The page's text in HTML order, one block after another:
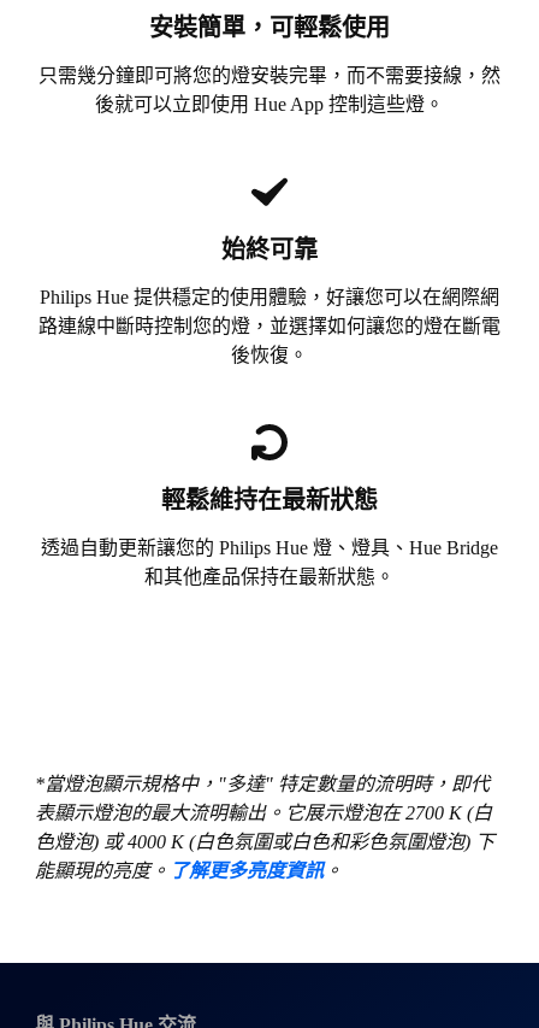
安裝簡單，可輕鬆使用
只需幾分鐘即可將您的燈安裝完畢，而不需要接線，然
後就可以立即使用 Hue App 控制這些燈。
始終可靠
Philips Hue 提供穩定的使用體驗，好讓您可以在網際網
路連線中斷時控制您的燈，並選擇如何讓您的燈在斷電
後恢復。
輕鬆維持在最新狀態
透過自動更新讓您的 Philips Hue 燈、燈具、Hue Bridge
和其他產品保持在最新狀態。
*當燈泡顯示規格中，"多達" 特定數量的流明時，即代
表顯示燈泡的最大流明輸出。它展示燈泡在 2700 K (白
色燈泡) 或 4000 K (白色氛圍或白色和彩色氛圍燈泡) 下
能顯現的亮度。 了解更多亮度資訊。